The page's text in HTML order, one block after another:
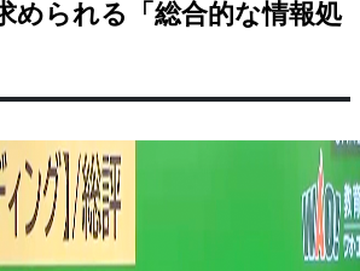
められる「総合的な情報処